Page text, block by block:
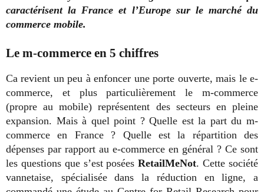
caractérisent la France et l’Europe sur le marché du
commerce mobile.
Le m-commerce en 5 chiffres
Ca revient un peu à enfoncer une porte ouverte, mais le e-
commerce, et plus particulièrement le m-commerce
(propre au mobile) représentent des secteurs en pleine
expansion. Mais à quel point ? Quelle est la part du m-
commerce en France ? Quelle est la répartition des
dépenses par rapport au e-commerce en général ? Ce sont
les questions que s’est poséesRetailMeNot. Cette société
vannetaise, spécialisée dans la réduction en ligne, a